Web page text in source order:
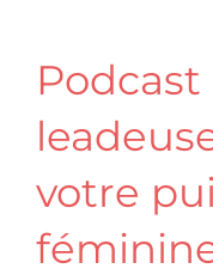
Podcast
votre